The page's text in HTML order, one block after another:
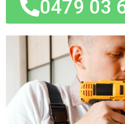
0479 03